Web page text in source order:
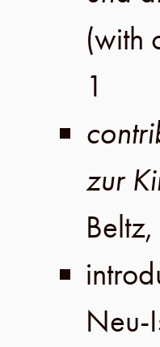
(with
1
zur
Beltz,
Neu-